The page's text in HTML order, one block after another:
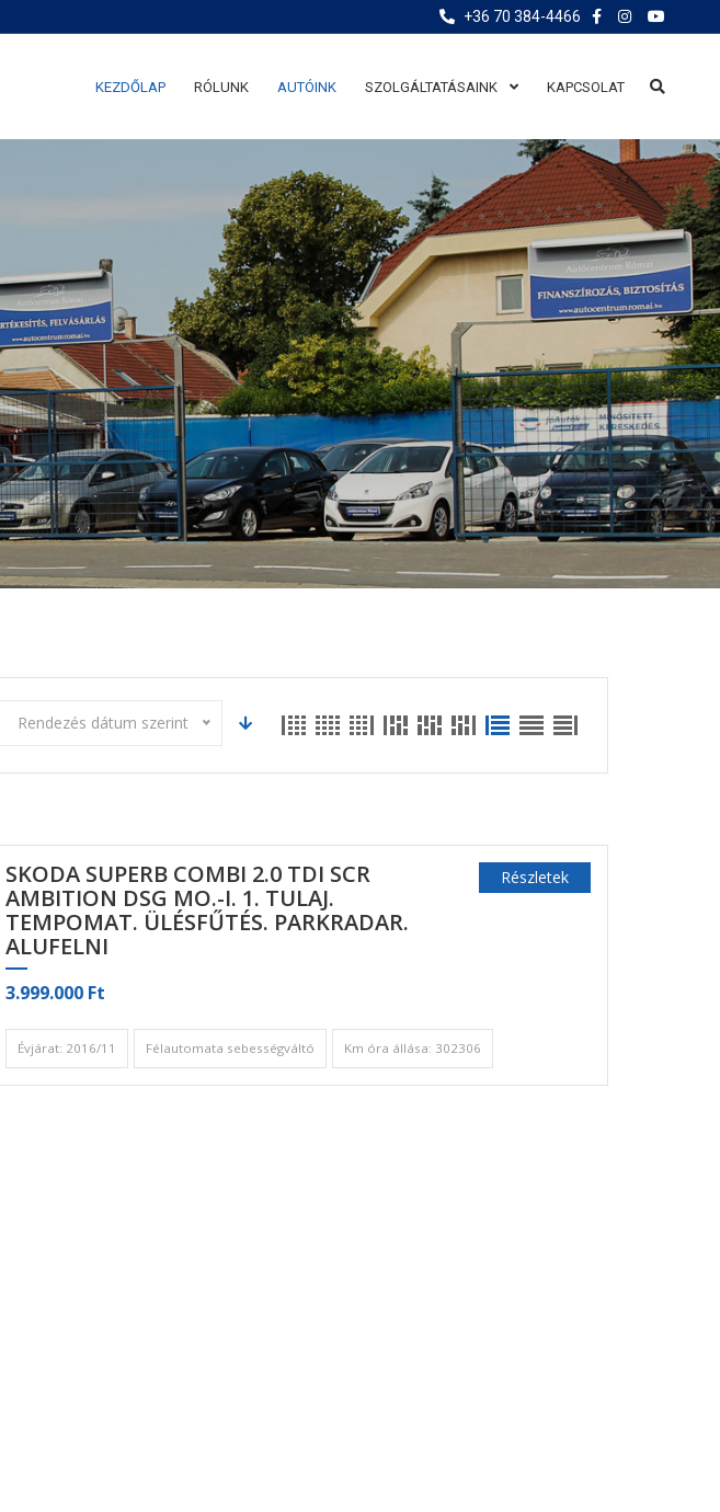
+36 70 384-4466
KEZDŐLAP RÓLUNK AUTÓINK SZOLGÁLTATÁSAINK KAPCSOLAT
Rendezés dátum szerint
SKODA SUPERB COMBI 2.0 TDI SCR
AMBITION DSG MO.-I. 1. TULAJ.
TEMPOMAT. ÜLÉSFŰTÉS. PARKRADAR.
ALUFELNI
3.999.000 Ft
Részletek
Évjárat: 2016/11 Félautomata sebességváltó Km óra állása: 302306